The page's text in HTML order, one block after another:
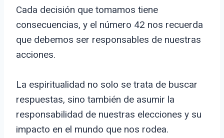
Cada decisión que tomamos tiene
consecuencias, y el número 42 nos recuerda
que debemos ser responsables de nuestras
acciones.
La espiritualidad no solo se trata de buscar
respuestas, sino también de asumir la
responsabilidad de nuestras elecciones y su
impacto en el mundo que nos rodea.